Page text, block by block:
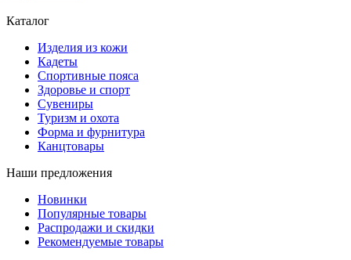
Каталог
Изделия из кожи
Кадеты
Спортивные пояса
Здоровье и спорт
Сувениры
Туризм и охота
Форма и фурнитура
Канцтовары
Наши предложения
Новинки
Популярные товары
Распродажи и скидки
Рекомендуемые товары